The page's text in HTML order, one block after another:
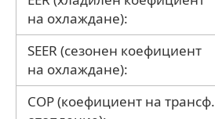
на охлаждане):
SEER (сезонен коефициент
на охлаждане):
COP (коефициент на трансф.